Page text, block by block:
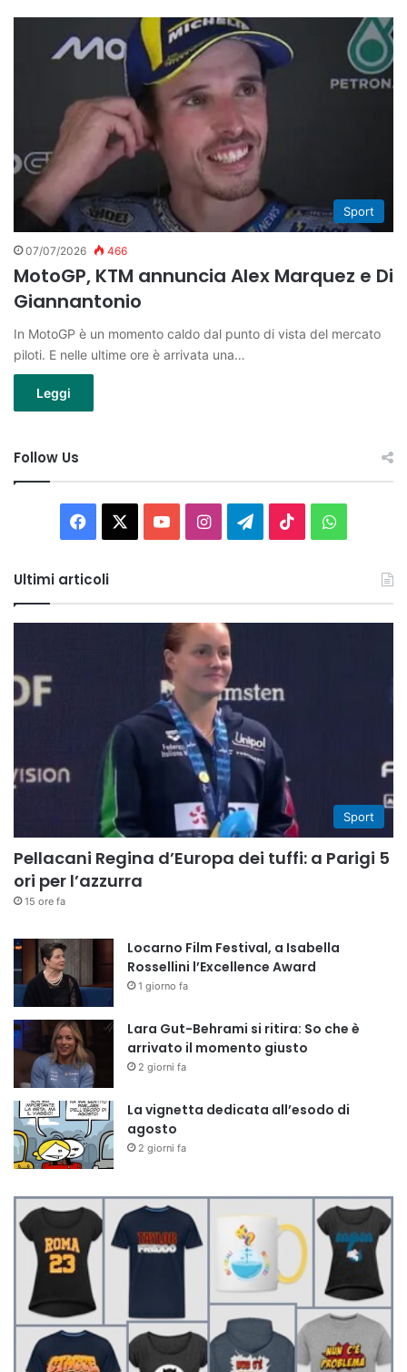
Sport
07/07/2026 466
MotoGP, KTM annuncia Alex Marquez e Di
Giannantonio
In MotoGP è un momento caldo dal punto di vista del mercato
piloti. E nelle ultime ore è arrivata una…
Leggi
Follow Us
Facebook You InstagramTelegram
TikTok
Ultimi articoli
Sport
Pellacani Regina d’Europa dei tuffi: a Parigi 5
ori per l’azzurra
15 ore fa
Locarno Film Festival, a Isabella
Rossellini l’Excellence Award
1 giorno fa
Lara Gut-Behrami si ritira: So che è
arrivato il momento giusto
2 giorni fa
La vignetta dedicata all’esodo di
agosto
2 giorni fa